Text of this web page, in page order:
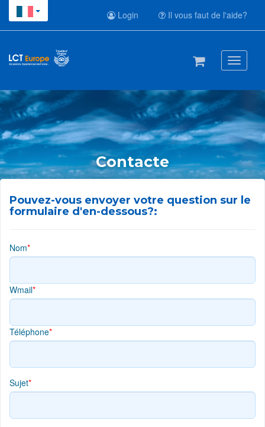
Login Il vous faut de l'aide?
Toggle
Contacte
Pouvez-vous envoyer votre question sur le
formulaire d'en-dessous?:
Nom*
Wmail*
Téléphone*
Sujet*